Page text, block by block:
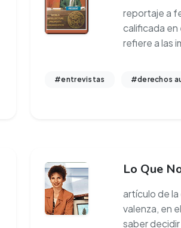
reportaje a
calificada en
refiere a las
#entrevistas #derechos
Lo Que
artículo de
valenza, en
saber